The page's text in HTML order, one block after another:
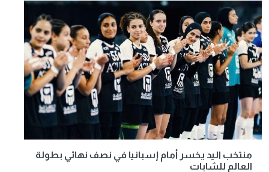
منتخب اليد يخسر أمام إسبانيا في نصف نهائي بطولة
العالم للشابات